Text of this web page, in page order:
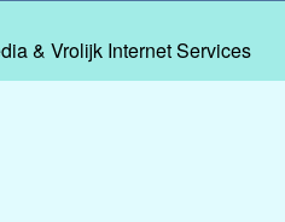
& Vrolijk Internet Services